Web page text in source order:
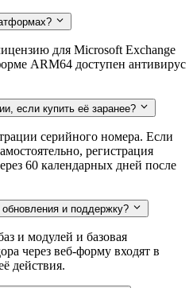
для Microsoft Exchange
ARM64 доступен антивирус
если купить её заранее?
серийного номера. Если
регистрация
60 календарных дней после
и поддержку?
и модулей и базовая
через веб-форму входят в
действия.